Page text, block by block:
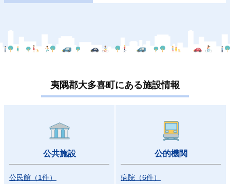
夷隅郡大多喜町にある施設情報
公共施設
公民館 （1件）
公的機関
病院 （6件）